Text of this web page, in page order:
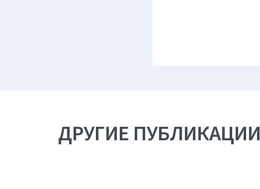
ДРУГИЕ ПУБЛИКАЦИИ